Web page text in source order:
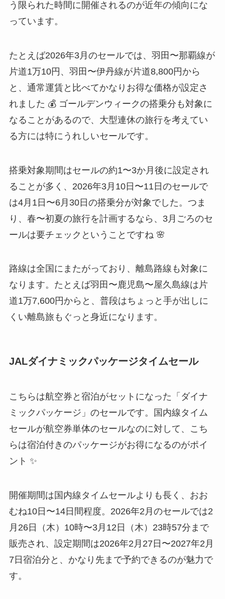
う限られた時間に開催されるのが近年の傾向にな
っています。
たとえば2026年3月のセールでは、羽田〜那覇線が
片道1万10円、羽田〜伊丹線が片道8,800円から
と、通常運賃と比べてかなりお得な価格が設定さ
れました 💰 ゴールデンウィークの搭乗分も対象に
なることがあるので、大型連休の旅行を考えてい
る方には特にうれしいセールです。
搭乗対象期間はセールの約1〜3か月後に設定され
ることが多く、2026年3月10日〜11日のセールで
は4月1日〜6月30日の搭乗分が対象でした。つま
り、春〜初夏の旅行を計画するなら、3月ごろのセ
ールは要チェックということですね 🌸
路線は全国にまたがっており、離島路線も対象に
なります。たとえば羽田〜鹿児島〜屋久島線は片
道1万7,600円からと、普段はちょっと手が出しに
くい離島旅もぐっと身近になります。
JALダイナミックパッケージタイムセール
こちらは航空券と宿泊がセットになった「ダイナ
ミックパッケージ」のセールです。国内線タイム
セールが航空券単体のセールなのに対して、こち
らは宿泊付きのパッケージがお得になるのがポイ
ント ✨
開催期間は国内線タイムセールよりも長く、おお
むね10日〜14日間程度。2026年2月のセールでは2
月26日（木）10時〜3月12日（木）23時57分まで
販売され、設定期間は2026年2月27日〜2027年2月
7日宿泊分と、かなり先まで予約できるのが魅力で
す。